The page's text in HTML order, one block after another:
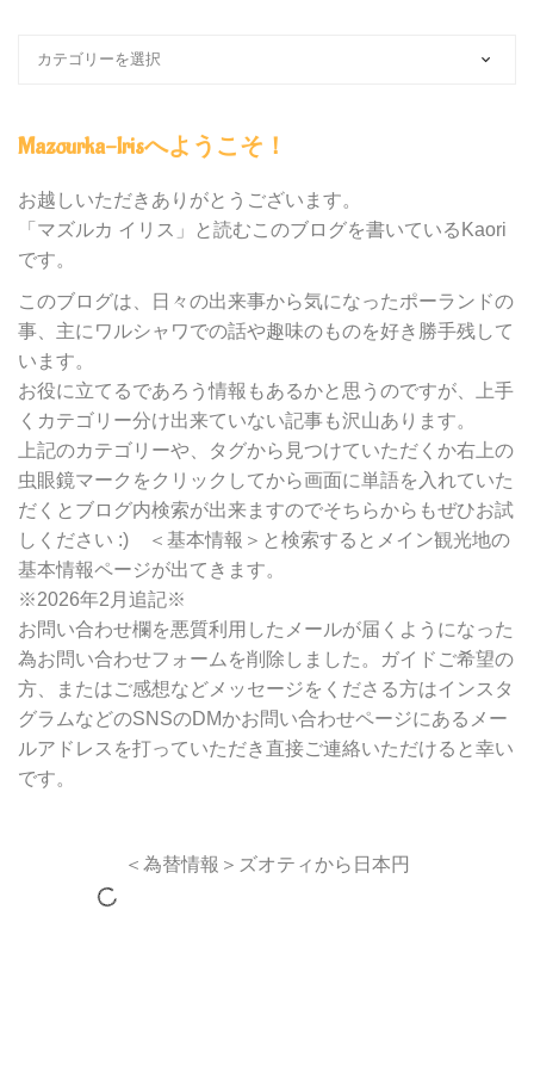
の
テ
ゴ
ー
別
検
索
Mazourka-Irisへようこそ！
お越しいただきありがとうございます。
「マズルカ イリス」と読むこのブログを書いているKaori
です。
このブログは、日々の出来事から気になったポーランドの
事、主にワルシャワでの話や趣味のものを好き勝手残して
います。
お役に立てるであろう情報もあるかと思うのですが、上手
くカテゴリー分け出来ていない記事も沢山あります。
上記のカテゴリーや、タグから見つけていただくか右上の
虫眼鏡マークをクリックしてから画面に単語を入れていた
だくとブログ内検索が出来ますのでそちらからもぜひお試
しください :) ＜基本情報＞と検索するとメイン観光地の
基本情報ページが出てきます。
※2026年2月追記※
お問い合わせ欄を悪質利用したメールが届くようになった
為お問い合わせフォームを削除しました。ガイドご希望の
方、またはご感想などメッセージをくださる方はインスタ
グラムなどのSNSのDMかお問い合わせページにあるメー
ルアドレスを打っていただき直接ご連絡いただけると幸い
です。
＜為替情報＞ズオティから日本円